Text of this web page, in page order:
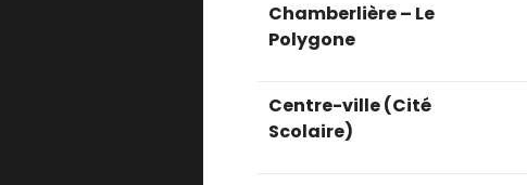
Chamberlière – Le
Polygone
Centre-ville (Cité
Scolaire)